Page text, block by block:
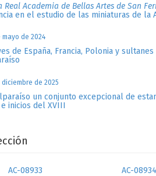
Academia de Bellas Artes de San
en el estudio de las miniaturas de la
de 2024
de España, Francia, Polonia y
de 2025
un conjunto excepcional de
inicios del XVIII
AC-08933 AC-08934